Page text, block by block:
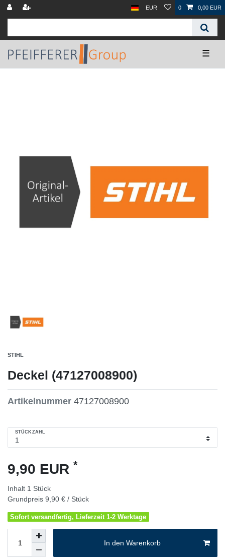
EUR 0 0,00 EUR
☰
STIHL
Deckel (47127008900)
Artikelnummer 47127008900
STÜCKZAHL
9,90 EUR *
Inhalt 1 Stück
Grundpreis 9,90 € / Stück
Sofort versandfertig, Lieferzeit 1-2 Werktage
In den Warenkorb